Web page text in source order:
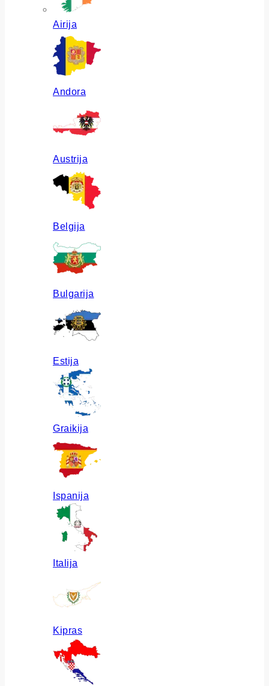
Airija
Andora
Austrija
Belgija
Bulgarija
Estija
Graikija
Ispanija
Italija
Kipras